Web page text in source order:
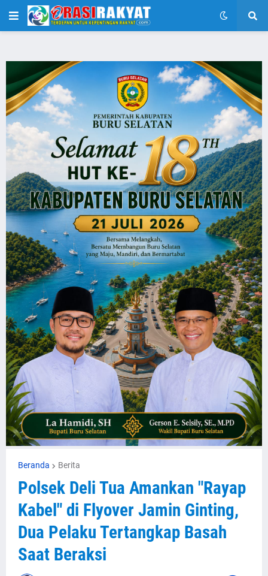
Beranda Berita
Polsek Deli Tua Amankan "Rayap
Kabel" di Flyover Jamin Ginting,
Dua Pelaku Tertangkap Basah
Saat Beraksi